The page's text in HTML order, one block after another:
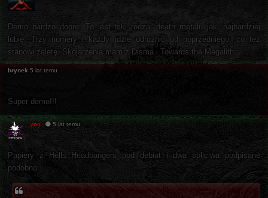
Demo bardzo dobre. To jest tski rodzaj death metalu jaki najbardziej
lubię. Trzy numery i każdy idzie odróżnić od poprzedniego, co też
stanowi zaletę. Skojarzenia mam z Disma i Towards the Megalith.
brynek 5 lat temu
Super demo!!!
yog 5 lat temu
Papiery z Hells Headbangers pod debiut i dwa spliciwa podpisane
podobno.